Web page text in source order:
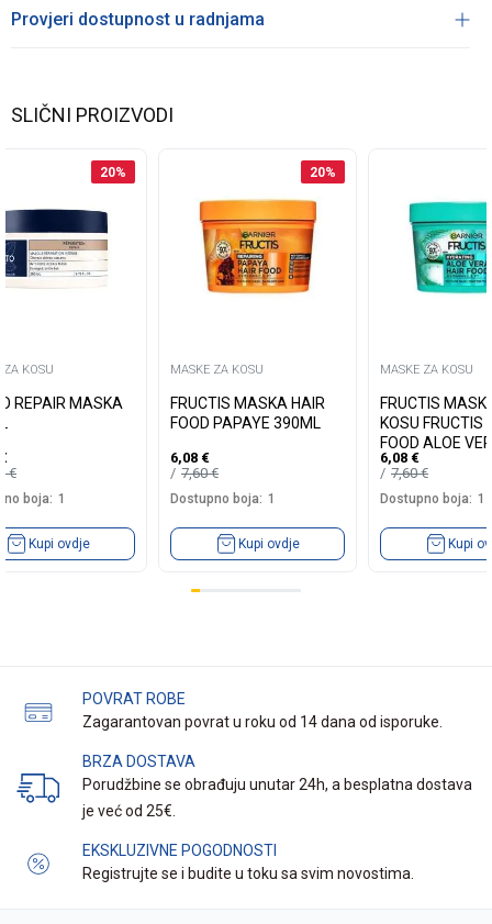
Provjeri dostupnost u radnjama
SLIČNI PROIZVODI
20%
ZA KOSU
REPAIR MASKA
€
€
boja: 1
Kupi ovdje
20%
MASKE ZA KOSU
FRUCTIS MASKA HAIR
FOOD PAPAYE 390ML
6,08 €
7,60€
Dostupno boja: 1
Kupi ovdje
MASKE ZA KOSU
FRUCTIS
KOSU FRUCTIS
FOOD ALOE
6,08 €
7,60€
Dostupno boja: 1
Kupi
POVRAT ROBE
Zagarantovan povrat u roku od 14 dana od isporuke.
BRZA DOSTAVA
Porudžbine se obrađuju unutar 24h, a besplatna dostava
je već od 25€.
EKSKLUZIVNE POGODNOSTI
Registrujte se i budite u toku sa svim novostima.